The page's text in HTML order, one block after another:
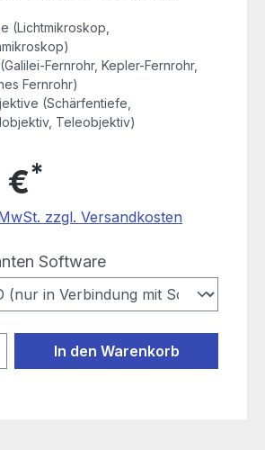
(Lichtmikroskop,
Fernrohr, Kepler-Fernrohr,
Fernrohr)
(Schärfentiefe,
Teleobjektiv)
€*
zzgl. Versandkosten
Softwareauswählen
Gib den
In den Warenkorb